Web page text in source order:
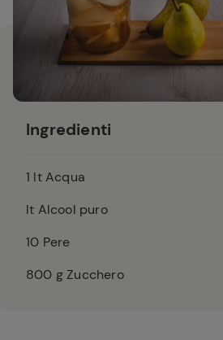
Ingredienti
1 lt Acqua
lt Alcool puro
10 Pere
800 g Zucchero